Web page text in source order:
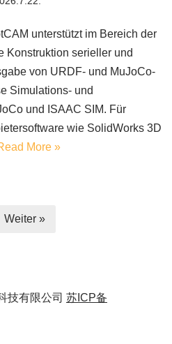
unterstützt im Bereich der
Konstruktion serieller und
von URDF- und MuJoCo-
Simulations- und
und ISAAC SIM. Für
wie SolidWorks 3D
More »
Weiter »
技有限公司 苏ICP备